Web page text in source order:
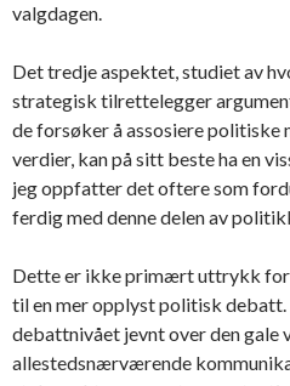
valgdagen.
Det tredje aspektet, studiet av
strategisk tilrettelegger
de forsøker å assosiere politiske
verdier, kan på sitt beste ha en
jeg oppfatter det oftere som
ferdig med denne delen av
Dette er ikke primært uttrykk for
til en mer opplyst politisk debatt.
debattnivået jevnt over den gale
allestedsnærværende